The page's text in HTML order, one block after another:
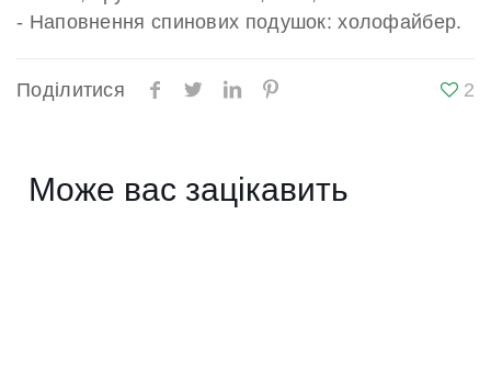
- Наповнення спинових подушок: холофайбер.
Поділитися 2
Може вас зацікавить